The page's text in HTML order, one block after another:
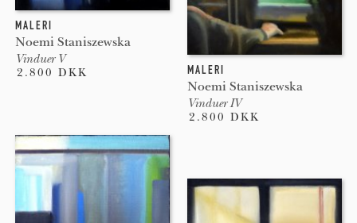
MALERI
Noemi Staniszewska
Vinduer V
2.800 DKK MALERI
Noemi Staniszewska
Vinduer IV
2.800 DKK